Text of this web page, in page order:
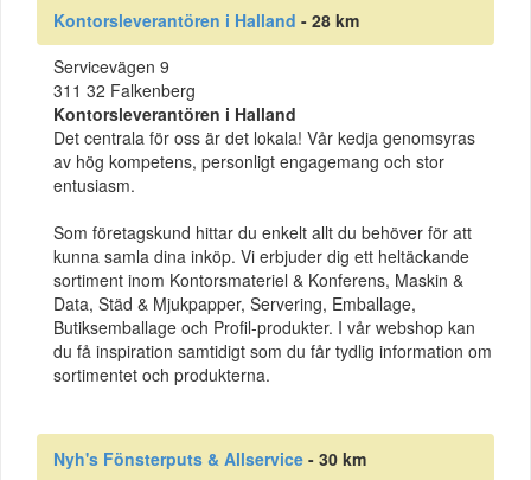
Kontorsleverantören i Halland - 28 km
Servicevägen 9
311 32 Falkenberg
Kontorsleverantören i Halland
Det centrala för oss är det lokala! Vår kedja genomsyras
av hög kompetens, personligt engagemang och stor
entusiasm.
Som företagskund hittar du enkelt allt du behöver för att
kunna samla dina inköp. Vi erbjuder dig ett heltäckande
sortiment inom Kontorsmateriel & Konferens, Maskin &
Data, Städ & Mjukpapper, Servering, Emballage,
Butiksemballage och Profil-produkter. I vår webshop kan
du få inspiration samtidigt som du får tydlig information om
sortimentet och produkterna.
Nyh's Fönsterputs & Allservice - 30 km